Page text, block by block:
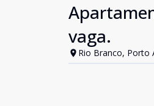
vaga.
Rio Branco, Porto